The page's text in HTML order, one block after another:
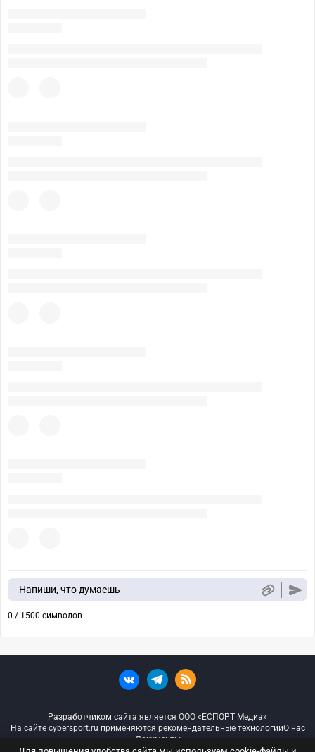
Напиши, что думаешь
0 / 1500 символов
Разработчиком сайта является ООО «ЕСПОРТ Медиа»
На сайте cybersport.ru применяются рекомендательные технологииО нас
Документы